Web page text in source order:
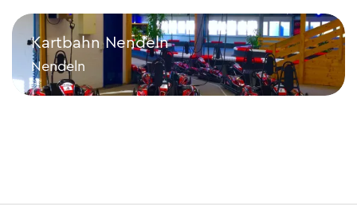
Kartbahn Nendeln
Nendeln
Kartbahn Nendeln